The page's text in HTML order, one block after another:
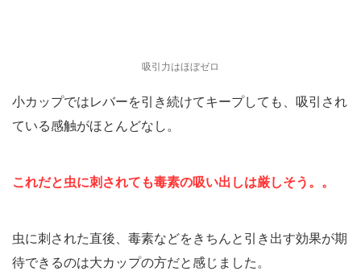
吸引力はほぼゼロ
小カップではレバーを引き続けてキープしても、吸引され
ている感触がほとんどなし。
これだと虫に刺されても毒素の吸い出しは厳しそう。。
虫に刺された直後、毒素などをきちんと引き出す効果が期
待できるのは大カップの方だと感じました。